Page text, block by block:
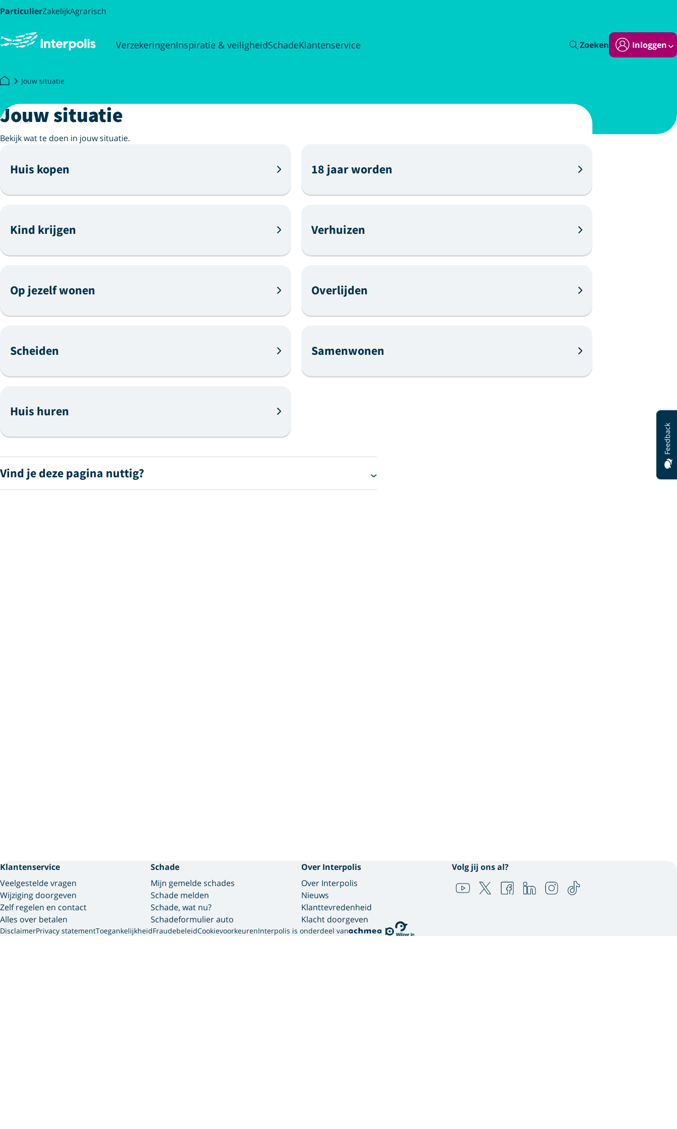
ParticulierZakelijkAgrarisch
VerzekeringenInspiratie & veiligheidSchadeKlantenservice Zoeken Inloggen
Jouw situatie
Jouw situatie
Bekijk wat te doen in jouw situatie.
Huis kopen 18 jaar worden
Kind krijgen Verhuizen
Op jezelf wonen Overlijden
Scheiden Samenwonen
Huis huren
Vind je deze pagina nuttig?
Klantenservice
Veelgestelde vragen
Wijziging doorgeven
Zelf regelen en contact
Alles over betalen
Schade
Mijn gemelde schades
Schade melden
Schade, wat nu?
Schadeformulier auto
Over Interpolis
Over Interpolis
Nieuws
Klanttevredenheid
Klacht doorgeven
Volg jij ons al?
DisclaimerPrivacy statementToegankelijkheidFraudebeleidCookievoorkeurenInterpolis is onderdeel van
Feedback